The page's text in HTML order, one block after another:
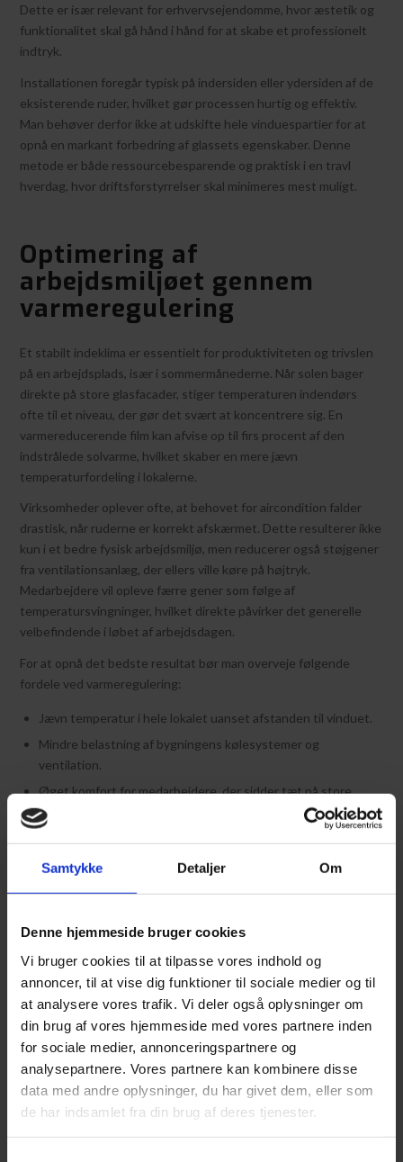
Samtykke Detaljer Om
Denne hjemmeside bruger cookies
Vi bruger cookies til at tilpasse vores indhold og
annoncer, til at vise dig funktioner til sociale medier og til
at analysere vores trafik. Vi deler også oplysninger om
din brug af vores hjemmeside med vores partnere inden
for sociale medier, annonceringspartnere og
analysepartnere. Vores partnere kan kombinere disse
data med andre oplysninger, du har givet dem, eller som
de har indsamlet fra din brug af deres tjenester.
Dette er især relevant for erhvervsejendomme, hvor æstetik og
funktionalitet skal gå hånd i hånd for at skabe et professionelt
indtryk.
Installationen foregår typisk på indersiden eller ydersiden af de
eksisterende ruder, hvilket gør processen hurtig og effektiv.
Man behøver derfor ikke at udskifte hele vinduespartier for at
opnå en markant forbedring af glassets egenskaber. Denne
metode er både ressourcebesparende og praktisk i en travl
hverdag, hvor driftsforstyrrelser skal minimeres mest muligt.
Optimering af
arbejdsmiljøet gennem
varmeregulering
Et stabilt indeklima er essentielt for produktiviteten og trivslen
på en arbejdsplads, især i sommermånederne. Når solen bager
direkte på store glasfacader, stiger temperaturen indendørs
ofte til et niveau, der gør det svært at koncentrere sig. En
varmereducerende film kan afvise op til firs procent af den
indstrålede solvarme, hvilket skaber en mere jævn
temperaturfordeling i lokalerne.
Virksomheder oplever ofte, at behovet for aircondition falder
drastisk, når ruderne er korrekt afskærmet. Dette resulterer ikke
kun i et bedre fysisk arbejdsmiljø, men reducerer også støjgener
fra ventilationsanlæg, der ellers ville køre på højtryk.
Medarbejdere vil opleve færre gener som følge af
temperatursvingninger, hvilket direkte påvirker det generelle
velbefindende i løbet af arbejdsdagen.
For at opnå det bedste resultat bør man overveje følgende
fordele ved varmeregulering:
Jævn temperatur i hele lokalet uanset afstanden til vinduet.
Mindre belastning af bygningens kølesystemer og
ventilation.
Øget komfort for medarbejdere, der sidder tæt på store
glaspartier.
Disse faktorer er med til at skabe rammerne for en mere effektiv
Ved at tænke indeklima ind som en strategisk investering kan
man sikre, at kontoret forbliver en attraktiv arbejdsplads året
rundt. En korrekt monteret vinduesfilm er dermed et vigtigt
redskab i den moderne kontorindretning.
Reduktion af blænding og
beskyttelse mod
ultraviolette stråler